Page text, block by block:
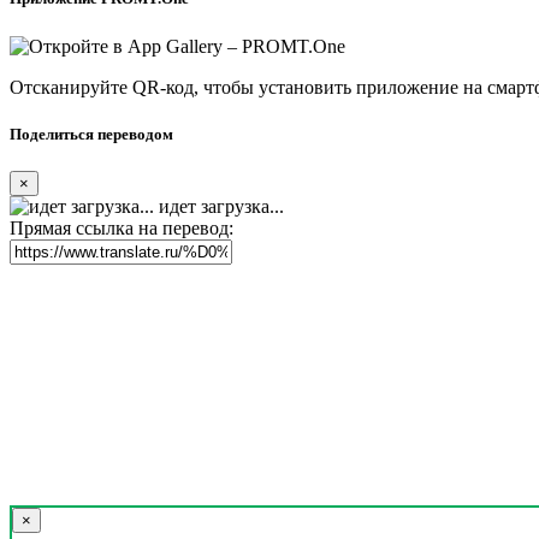
Отсканируйте QR-код, чтобы установить приложение на
Поделиться переводом
×
идет загрузка...
Прямая ссылка на перевод:
×